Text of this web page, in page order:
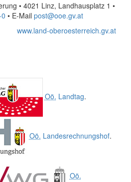
• 4021 Linz, Landhausplatz 1 •
• E-Mail post@ooe.gv.at
www.land-oberoesterreich.gv.at
Oö. Landtag.
Oö. Landesrechnungshof.
Oö.